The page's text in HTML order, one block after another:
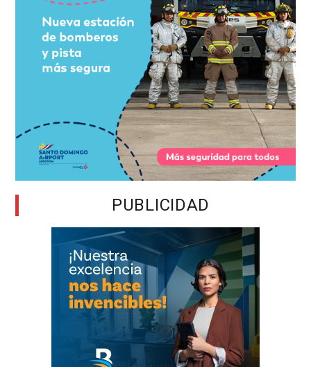
PUBLICIDAD